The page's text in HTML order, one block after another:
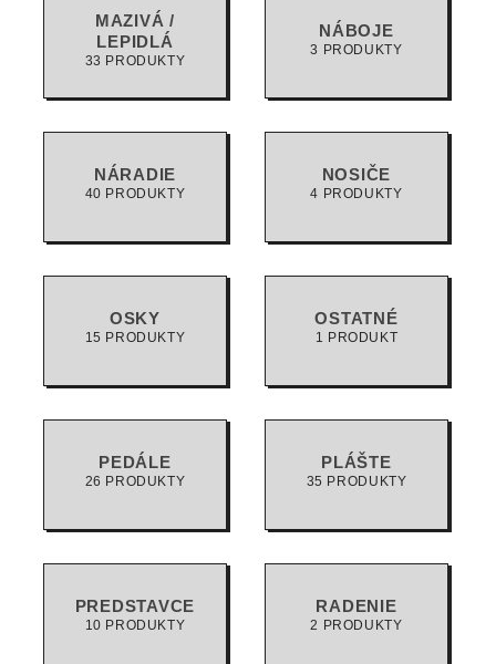
MAZIVÁ /
LEPIDLÁ
33 PRODUKTY
NÁBOJE
3 PRODUKTY
NÁRADIE
40 PRODUKTY
NOSIČE
4 PRODUKTY
OSKY
15 PRODUKTY
OSTATNÉ
1 PRODUKT
PEDÁLE
26 PRODUKTY
PLÁŠTE
35 PRODUKTY
PREDSTAVCE
10 PRODUKTY
RADENIE
2 PRODUKTY